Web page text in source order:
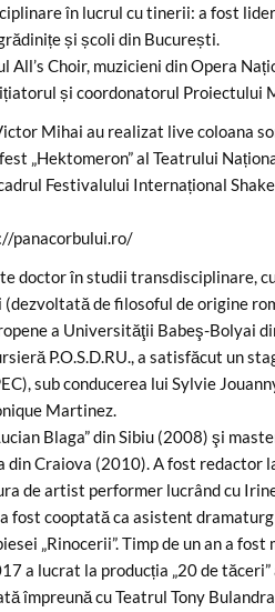
în lucrul cu tinerii: a fost
și școli din București.
Choir, muzicieni din Opera
și coordonatorul Proiectului
Mihai au realizat live coloana
„Hektomeron” al Teatrului
Festivalului Internațional
panacorbului.ro/
doctor în studii transdisciplinare,
de filosoful de origine
a Universităţii Babeş-Bolyai
P.O.S.D.RU., a satisfăcut un
sub conducerea lui Sylvie
Martinez.
Blaga” din Sibiu (2008) şi
Craiova (2010). A fost redactor
de artist performer lucrând cu
fost cooptată ca asistent
„Rinocerii”. Timp de un an a
a lucrat la producția „20 de
împreună cu Teatrul Tony